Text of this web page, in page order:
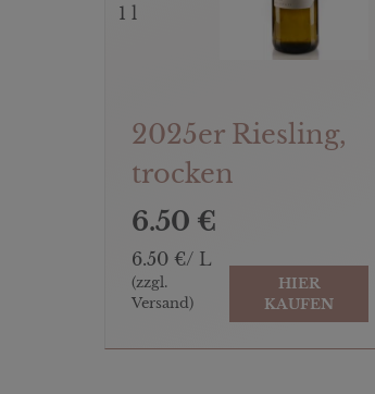
1 l
2025er Riesling,
trocken
6.50 €
6.50 €/ L
(zzgl.
Versand)
HIER
KAUFEN